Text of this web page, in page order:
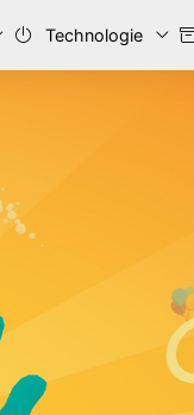
Technologie